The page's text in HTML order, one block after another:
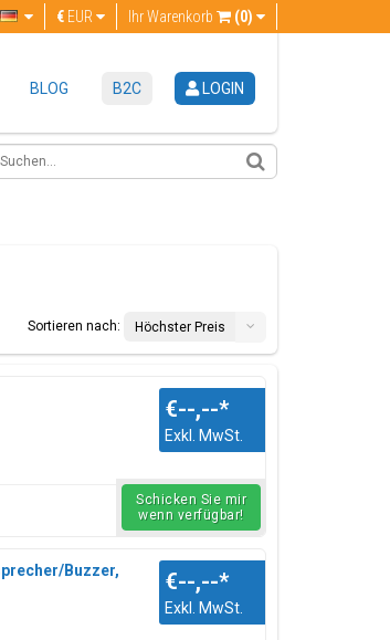
Ihr Warenkorb (0)
€ EUR
BLOG B2C LOGIN
Sortieren nach:
Höchster Preis
€--,--*
Exkl. MwSt.
Schicken Sie mir
wenn verfügbar!
Buzzer,
€--,--*
Exkl. MwSt.